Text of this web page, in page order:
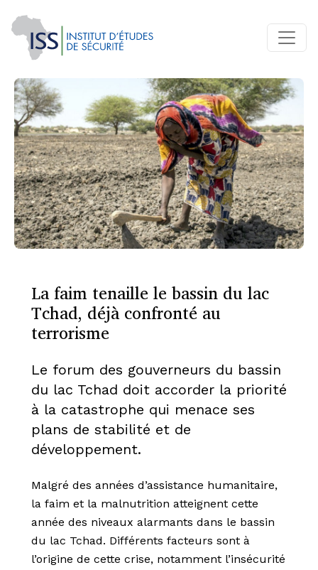
La faim tenaille le bassin du lac
Tchad, déjà confronté au
terrorisme
Le forum des gouverneurs du bassin
du lac Tchad doit accorder la priorité
à la catastrophe qui menace ses
plans de stabilité et de
développement.
Malgré des années d’assistance humanitaire,
la faim et la malnutrition atteignent cette
année des niveaux alarmants dans le bassin
du lac Tchad. Différents facteurs sont à
l’origine de cette crise, notamment l’insécurité